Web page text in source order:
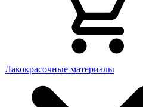
Лакокрасочные материалы